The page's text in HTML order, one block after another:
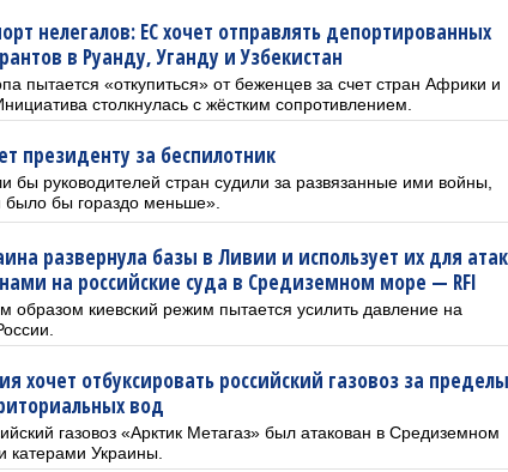
нелегалов: ЕС хочет отправлять депортированных
в Руанду, Уганду и Узбекистан
пытается «откупиться» от беженцев за счет стран Африки и
столкнулась с жёстким сопротивлением.
президенту за беспилотник
бы руководителей стран судили за развязанные ими войны,
было бы гораздо меньше».
развернула базы в Ливии и использует их для атак
на российские суда в Средиземном море — RFI
образом киевский режим пытается усилить давление на
хочет отбуксировать российский газовоз за пределы
вод
газовоз «Арктик Метагаз» был атакован в Средиземном
катерами Украины.